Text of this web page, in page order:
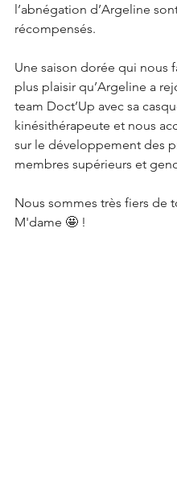
l’abnégation d’Argeline
récompensés.
Une saison dorée qui nous
plus plaisir qu’Argeline a
team Doct’Up avec sa
kinésithérapeute et nous
sur le développement des
membres supérieurs et
Nous sommes très fiers de
M'dame 🤩 !